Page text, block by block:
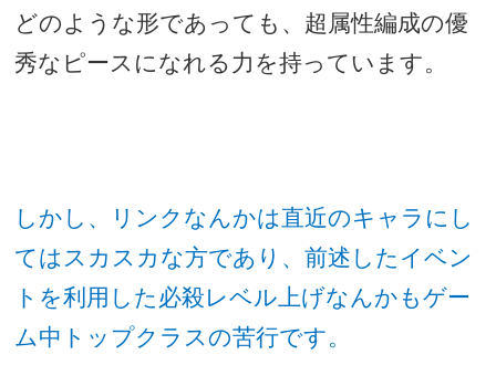
どのような形であっても、超属性編成の優
秀なピースになれる力を持っています。
しかし、リンクなんかは直近のキャラにし
てはスカスカな方であり、前述したイベン
トを利用した必殺レベル上げなんかもゲー
ム中トップクラスの苦行です。